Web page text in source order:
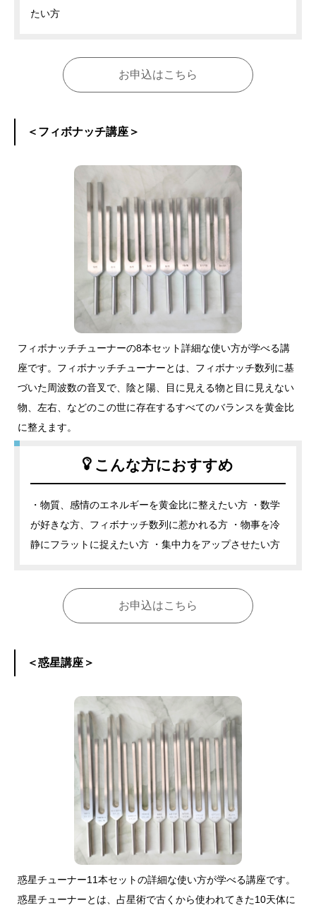
たい方
お申込はこちら
＜フィボナッチ講座＞
フィボナッチチューナーの8本セット詳細な使い方が学べる講
座です。フィボナッチチューナーとは、フィボナッチ数列に基
づいた周波数の音叉で、陰と陽、目に見える物と目に見えない
物、左右、などのこの世に存在するすべてのバランスを黄金比
に整えます。
こんな方におすすめ
・物質、感情のエネルギーを黄金比に整えたい方 ・数学
が好きな方、フィボナッチ数列に惹かれる方 ・物事を冷
静にフラットに捉えたい方 ・集中力をアップさせたい方
お申込はこちら
＜惑星講座＞
惑星チューナー11本セットの詳細な使い方が学べる講座です。
惑星チューナーとは、占星術で古くから使われてきた10天体に